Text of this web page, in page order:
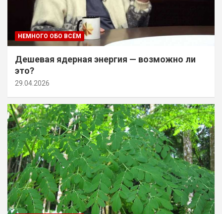
НЕМНОГО ОБО ВСЁМ
Дешевая ядерная энергия — возможно ли
это?
29.04.2026